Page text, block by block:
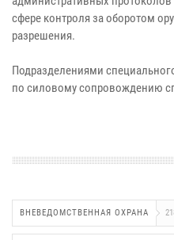
сфере контроля за оборотом
разрешения.
Подразделениями
по силовому сопровождению
ВНЕВЕДОМСТВЕННАЯ ОХРАНА